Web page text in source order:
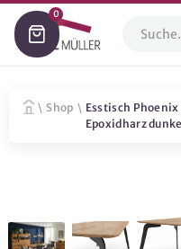
0
\ Shop \ Esstisch
Epoxidharz